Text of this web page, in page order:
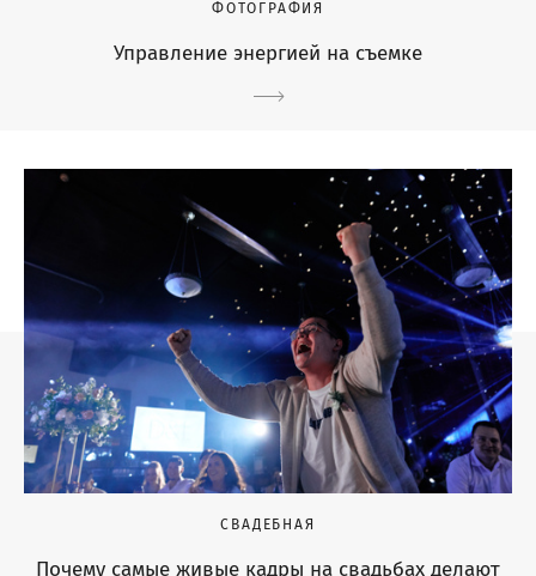
ФОТОГРАФИЯ
Управление энергией на съемке
СВАДЕБНАЯ
Почему самые живые кадры на свадьбах делают